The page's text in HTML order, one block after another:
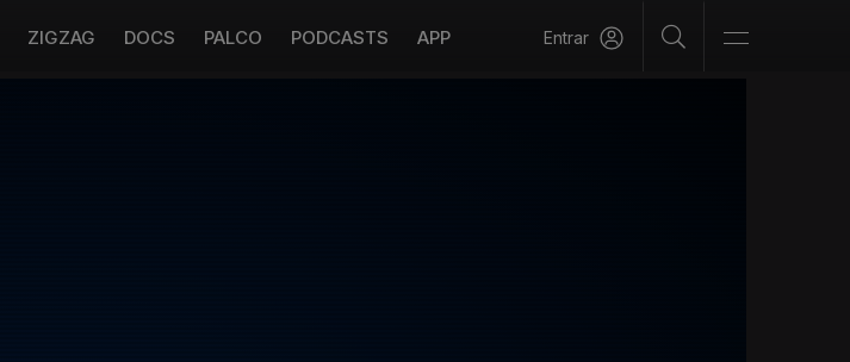
ZIGZAG DOCS PALCO PODCASTS APP Entrar